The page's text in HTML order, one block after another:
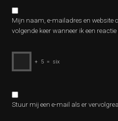
Mijn naam, e-mailadres en website
volgende keer wanneer ik een reactie
+ 5 = six
Stuur mij een e-mail als er